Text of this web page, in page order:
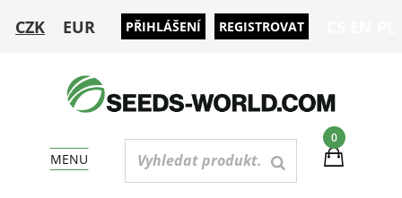
CZK EUR PŘIHLÁŠENÍ REGISTROVAT
0
MENU